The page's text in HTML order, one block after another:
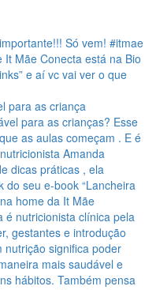
para as criança